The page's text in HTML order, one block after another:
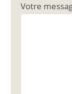
Votre